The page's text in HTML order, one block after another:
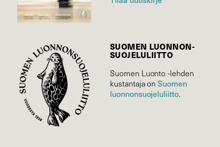
SUOMEN LUONNON­
SUOJELU­LIITTO
Suomen Luonto -lehden
kustantaja onSuomen
luonnonsuojelu­liitto.